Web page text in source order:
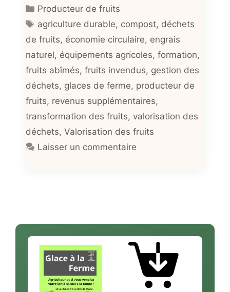
Catégories
Producteur de fruits
Étiquettes
agriculture durable, compost, déchets
de fruits, économie circulaire, engrais
naturel, équipements agricoles, formation,
fruits abîmés, fruits invendus, gestion des
déchets, glaces de ferme, producteur de
fruits, revenus supplémentaires,
transformation des fruits, valorisation des
déchets, Valorisation des fruits
Laisser un commentaire